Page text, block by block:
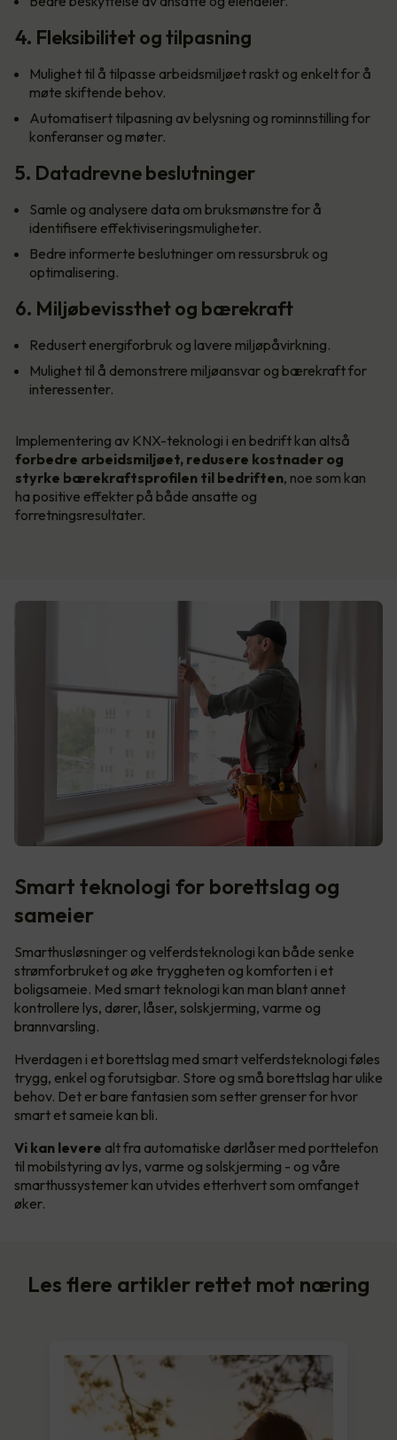
4. Fleksibilitet og tilpasning
Mulighet til å tilpasse arbeidsmiljøet raskt og enkelt for å
møte skiftende behov.
Automatisert tilpasning av belysning og rominnstilling for
konferanser og møter.
5. Datadrevne beslutninger
Samle og analysere data om bruksmønstre for å
identifisere effektiviseringsmuligheter.
Bedre informerte beslutninger om ressursbruk og
optimalisering.
6. Miljøbevissthet og bærekraft
Redusert energiforbruk og lavere miljøpåvirkning.
Mulighet til å demonstrere miljøansvar og bærekraft for
interessenter.
Implementering av KNX-teknologi i en bedrift kan altså
forbedre arbeidsmiljøet, redusere kostnader og
styrke bærekraftsprofilen til bedriften, noe som kan
ha positive effekter på både ansatte og
forretningsresultater.
Smart teknologi for borettslag og
sameier
Smarthusløsninger og velferdsteknologi kan både senke
strømforbruket og øke tryggheten og komforten i et
boligsameie. Med smart teknologi kan man blant annet
kontrollere lys, dører, låser, solskjerming, varme og
brannvarsling.
Hverdagen i et borettslag med smart velferdsteknologi føles
trygg, enkel og forutsigbar. Store og små borettslag har ulike
behov. Det er bare fantasien som setter grenser for hvor
smart et sameie kan bli.
Vi kan levere alt fra automatiske dørlåser med porttelefon
til mobilstyring av lys, varme og solskjerming - og våre
smarthussystemer kan utvides etterhvert som omfanget
øker.
Les flere artikler rettet mot næring